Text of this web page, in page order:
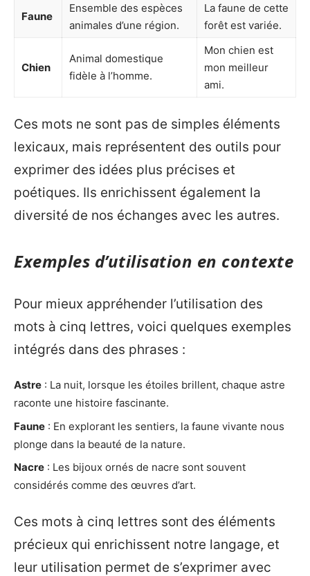
Faune
Ensemble des espèces
animales d’une région.
La faune de cette
forêt est variée.
Chien
Animal domestique
fidèle à l’homme.
Mon chien est
mon meilleur
ami.
Ces mots ne sont pas de simples éléments
lexicaux, mais représentent des outils pour
exprimer des idées plus précises et
poétiques. Ils enrichissent également la
diversité de nos échanges avec les autres.
Exemples d’utilisation en contexte
Pour mieux appréhender l’utilisation des
mots à cinq lettres, voici quelques exemples
intégrés dans des phrases :
Astre : La nuit, lorsque les étoiles brillent, chaque astre
raconte une histoire fascinante.
Faune : En explorant les sentiers, la faune vivante nous
plonge dans la beauté de la nature.
Nacre : Les bijoux ornés de nacre sont souvent
considérés comme des œuvres d’art.
Ces mots à cinq lettres sont des éléments
précieux qui enrichissent notre langage, et
leur utilisation permet de s’exprimer avec